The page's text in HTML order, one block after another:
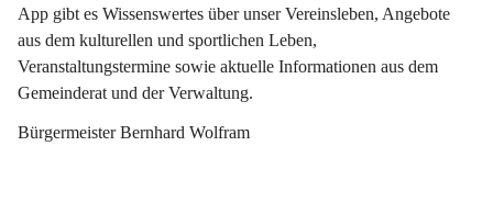
App gibt es Wissenswertes über unser Vereinsleben, Angebote
aus dem kulturellen und sportlichen Leben,
Veranstaltungstermine sowie aktuelle Informationen aus dem
Gemeinderat und der Verwaltung.
Bürgermeister Bernhard Wolfram